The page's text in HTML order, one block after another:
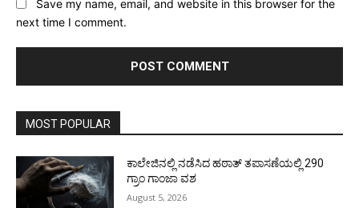
Save my name, email, and website in this browser for the
next time I comment.
MOST POPULAR
ಕಾಲೇಜಿನಲ್ಲಿ ನಡೆಸಿದ ಹಠಾತ್ ತಪಾಸಣೆಯಲ್ಲಿ 290
ಗ್ರಾಂ ಗಾಂಜಾ ವಶ
August 5, 2026